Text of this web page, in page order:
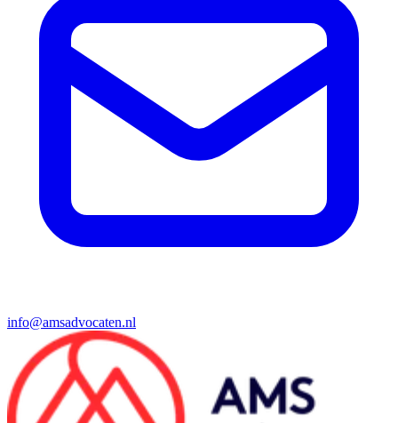
info@amsadvocaten.nl